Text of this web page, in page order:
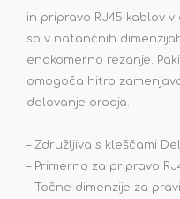
in pripravo RJ45 kablov
so v natančnih
enakomerno rezanje.
omogoča hitro
delovanje orodja.
– Združljiva s kleščami
– Primerno za pripravo
– Točne dimenzije za